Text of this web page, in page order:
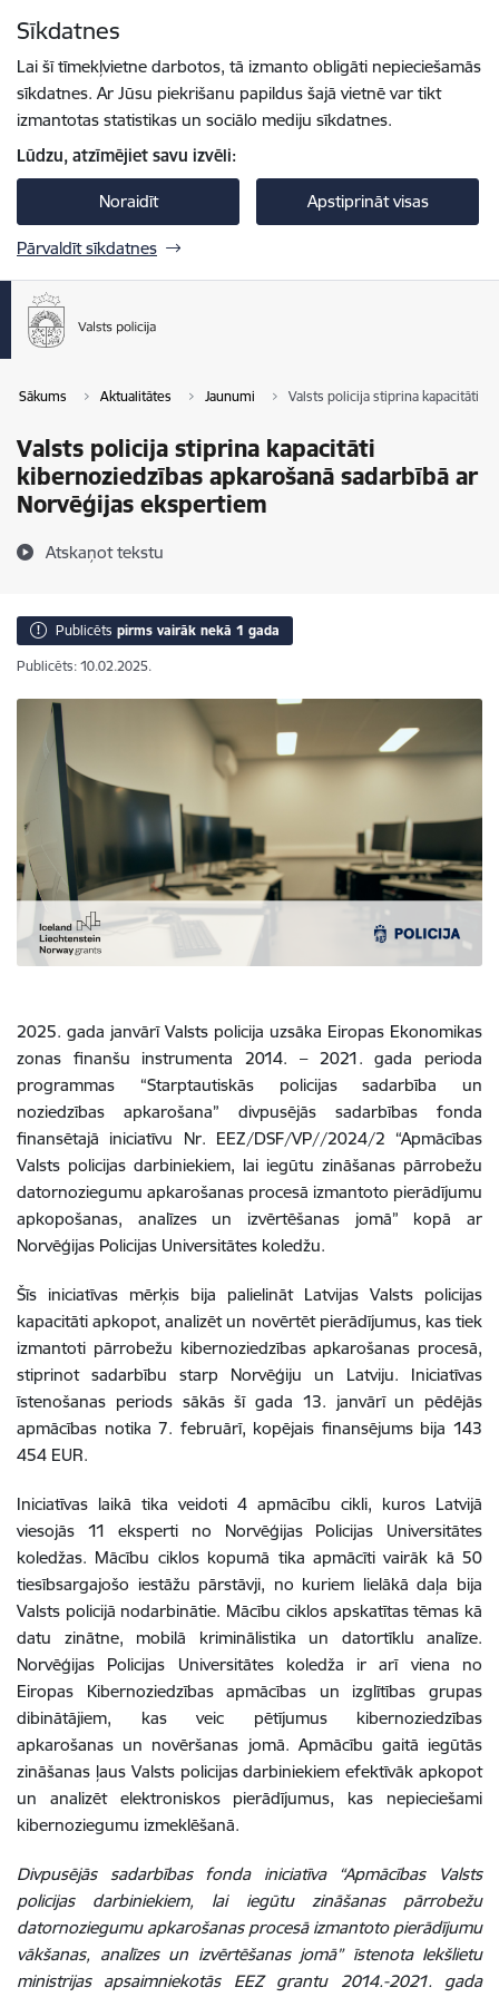
Sīkdatnes
Lai šī tīmekļvietne darbotos, tā izmanto obligāti nepieciešamās
sīkdatnes. Ar Jūsu piekrišanu papildus šajā vietnē var tikt
izmantotas statistikas un sociālo mediju sīkdatnes.
Lūdzu, atzīmējiet savu izvēli:
Noraidīt Apstiprināt visas
Pārvaldīt sīkdatnes
Sākums Aktualitātes Jaunumi Valsts policija stiprina kapacitāti
Valsts policija stiprina kapacitāti
kibernoziedzības apkarošanā sadarbībā ar
Norvēģijas ekspertiem
Atskaņot tekstu
Publicēts pirms vairāk nekā 1 gada
Publicēts: 10.02.2025.
2025. gada janvārī Valsts policija uzsāka Eiropas Ekonomikas
zonas finanšu instrumenta 2014. – 2021. gada perioda
programmas “Starptautiskās policijas sadarbība un
noziedzības apkarošana” divpusējās sadarbības fonda
finansētajā iniciatīvu Nr. EEZ/DSF/VP//2024/2 “Apmācības
Valsts policijas darbiniekiem, lai iegūtu zināšanas pārrobežu
datornoziegumu apkarošanas procesā izmantoto pierādījumu
apkopošanas, analīzes un izvērtēšanas jomā” kopā ar
Norvēģijas Policijas Universitātes koledžu.
Šīs iniciatīvas mērķis bija palielināt Latvijas Valsts policijas
kapacitāti apkopot, analizēt un novērtēt pierādījumus, kas tiek
izmantoti pārrobežu kibernoziedzības apkarošanas procesā,
stiprinot sadarbību starp Norvēģiju un Latviju. Iniciatīvas
īstenošanas periods sākās šī gada 13. janvārī un pēdējās
apmācības notika 7. februārī, kopējais finansējums bija 143
454 EUR.
Iniciatīvas laikā tika veidoti 4 apmācību cikli, kuros Latvijā
viesojās 11 eksperti no Norvēģijas Policijas Universitātes
koledžas. Mācību ciklos kopumā tika apmācīti vairāk kā 50
tiesībsargajošo iestāžu pārstāvji, no kuriem lielākā daļa bija
Valsts policijā nodarbinātie. Mācību ciklos apskatītas tēmas kā
datu zinātne, mobilā kriminālistika un datortīklu analīze.
Norvēģijas Policijas Universitātes koledža ir arī viena no
Eiropas Kibernoziedzības apmācības un izglītības grupas
dibinātājiem, kas veic pētījumus kibernoziedzības
apkarošanas un novēršanas jomā. Apmācību gaitā iegūtās
zināšanas ļaus Valsts policijas darbiniekiem efektīvāk apkopot
un analizēt elektroniskos pierādījumus, kas nepieciešami
kibernoziegumu izmeklēšanā.
Divpusējās sadarbības fonda iniciatīva “Apmācības Valsts
policijas darbiniekiem, lai iegūtu zināšanas pārrobežu
datornoziegumu apkarošanas procesā izmantoto pierādījumu
vākšanas, analīzes un izvērtēšanas jomā” īstenota Iekšlietu
ministrijas apsaimniekotās EEZ grantu 2014.-2021. gada